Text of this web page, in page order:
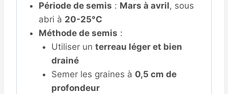
Période de semis : Mars à avril, sous
abri à 20-25°C
Méthode de semis :
Utiliser un terreau léger et bien
drainé
Semer les graines à 0,5 cm de
profondeur